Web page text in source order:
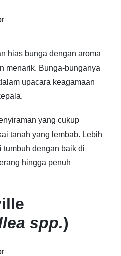
hias bunga dengan aroma
menarik. Bunga-bunganya
upacara keagamaan
yang cukup
tanah yang lembab. Lebih
tumbuh dengan baik di
hingga penuh
spp.)